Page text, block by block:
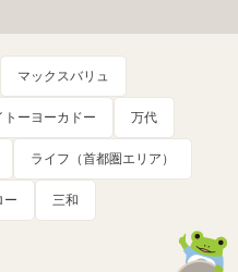
マックスバリュ
トーヨーカドー 万代
ライフ（首都圏エリア）
ー 三和